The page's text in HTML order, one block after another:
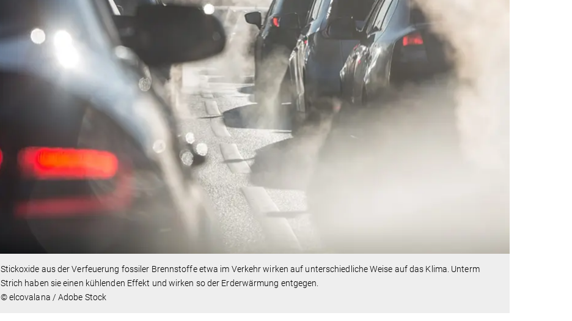
Stickoxide aus der Verfeuerung fossiler Brennstoffe etwa im Verkehr wirken auf unterschiedliche Weise auf das Klima. Unterm
Strich haben sie einen kühlenden Effekt und wirken so der Erderwärmung entgegen.
© elcovalana / Adobe Stock